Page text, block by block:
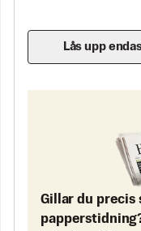
Lås upp
Gillar du precis